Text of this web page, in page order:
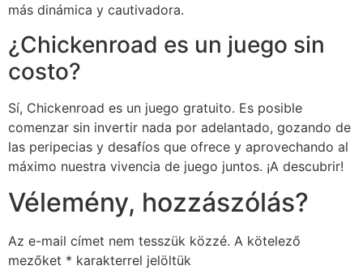
más dinámica y cautivadora.
¿Chickenroad es un juego sin
costo?
Sí, Chickenroad es un juego gratuito. Es posible
comenzar sin invertir nada por adelantado, gozando de
las peripecias y desafíos que ofrece y aprovechando al
máximo nuestra vivencia de juego juntos. ¡A descubrir!
Vélemény, hozzászólás?
Az e-mail címet nem tesszük közzé. A kötelező
mezőket * karakterrel jelöltük